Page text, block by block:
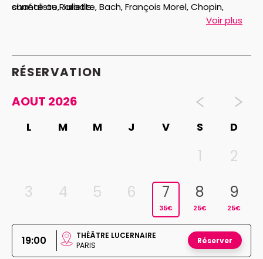
surréaliste, Juliette, Bach, François Morel, Chopin,
Moustaki, Prévert, Rachmaninov, Marie-Paule Belle,
chante au Paradis.
Voir plus
RÉSERVATION
AOUT 2026
L M M J V S D
1
2
3
4 5 6 7
35€
8
25€
9
25€
19:00
THÉÂTRE LUCERNAIRE
PARIS
Réserver